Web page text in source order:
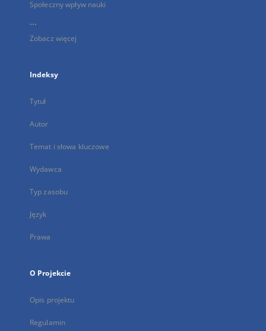
Społeczny wpływ nauki
...
Zobacz więcej
Indeksy
Tytuł
Autor
Temat i słowa kluczowe
Wydawca
Typ zasobu
Język
Prawa
O Projekcie
Opis projektu
Regulamin